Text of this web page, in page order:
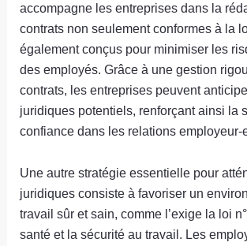
accompagne les entreprises dans la
contrats non seulement conformes à la
également conçus pour minimiser les
des employés. Grâce à une gestion
contrats, les entreprises peuvent
juridiques potentiels, renforçant ainsi la
confiance dans les relations employeur-
Une autre stratégie essentielle pour
juridiques consiste à favoriser un
travail sûr et sain, comme l’exige la loi
santé et la sécurité au travail. Les